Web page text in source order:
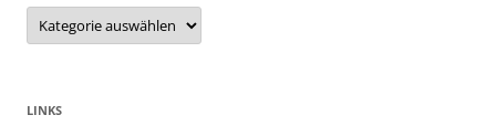
Kategorien
LINKS